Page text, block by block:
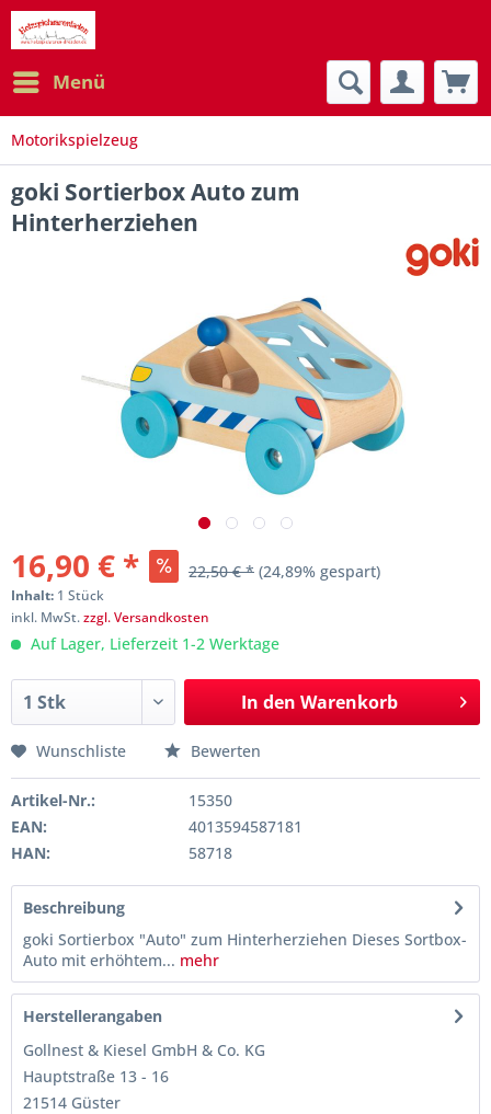
Menü
Motorikspielzeug
goki Sortierbox Auto zum
Hinterherziehen
16,90 € * 22,50 € * (24,89% gespart)
Inhalt: 1 Stück
inkl. MwSt.zzgl. Versandkosten
Auf Lager, Lieferzeit 1-2 Werktage
In den Warenkorb
Wunschliste Bewerten
Artikel-Nr.:
15350
EAN:
4013594587181
HAN:
58718
Beschreibung
goki Sortierbox "Auto" zum Hinterherziehen Dieses Sortbox-
Auto mit erhöhtem... mehr
Herstellerangaben
Gollnest & Kiesel GmbH & Co. KG
Hauptstraße 13 - 16
21514 Güster